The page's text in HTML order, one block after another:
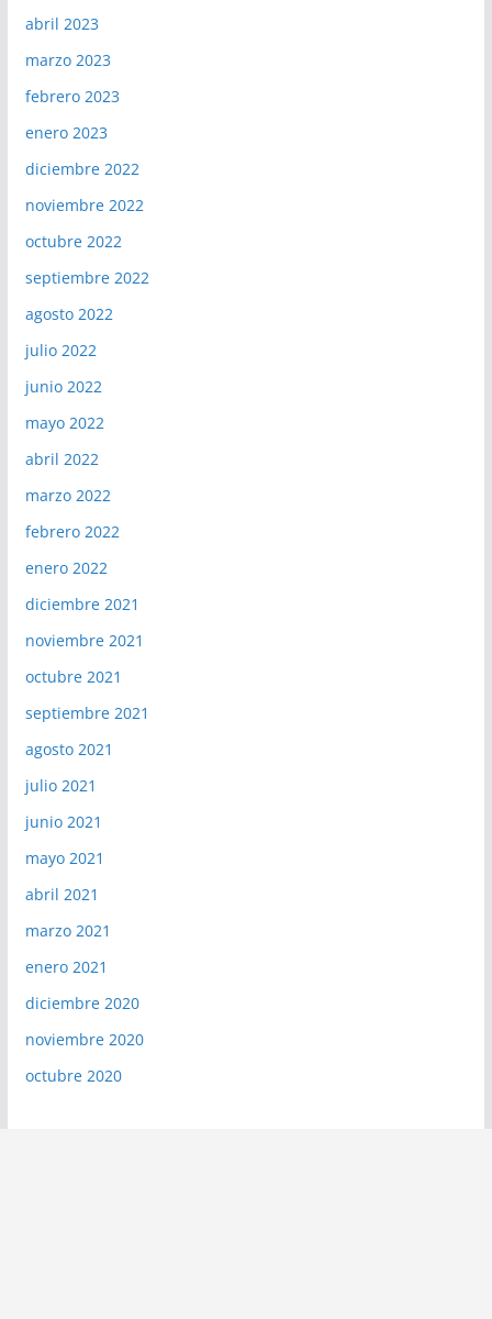
abril 2023
marzo 2023
febrero 2023
enero 2023
diciembre 2022
noviembre 2022
octubre 2022
septiembre 2022
agosto 2022
julio 2022
junio 2022
mayo 2022
abril 2022
marzo 2022
febrero 2022
enero 2022
diciembre 2021
noviembre 2021
octubre 2021
septiembre 2021
agosto 2021
julio 2021
junio 2021
mayo 2021
abril 2021
marzo 2021
enero 2021
diciembre 2020
noviembre 2020
octubre 2020